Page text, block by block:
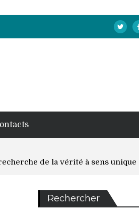
de la vérité à sens unique
Rechercher